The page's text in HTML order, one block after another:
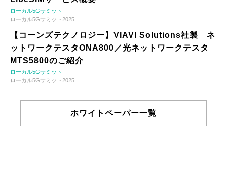
ローカル5Gサミット
ローカル5Gサミット2025
【コーンズテクノロジー】VIAVI Solutions社製 ネ
ットワークテスタONA800／光ネットワークテスタ
MTS5800のご紹介
ローカル5Gサミット
ローカル5Gサミット2025
ホワイトペーパー一覧